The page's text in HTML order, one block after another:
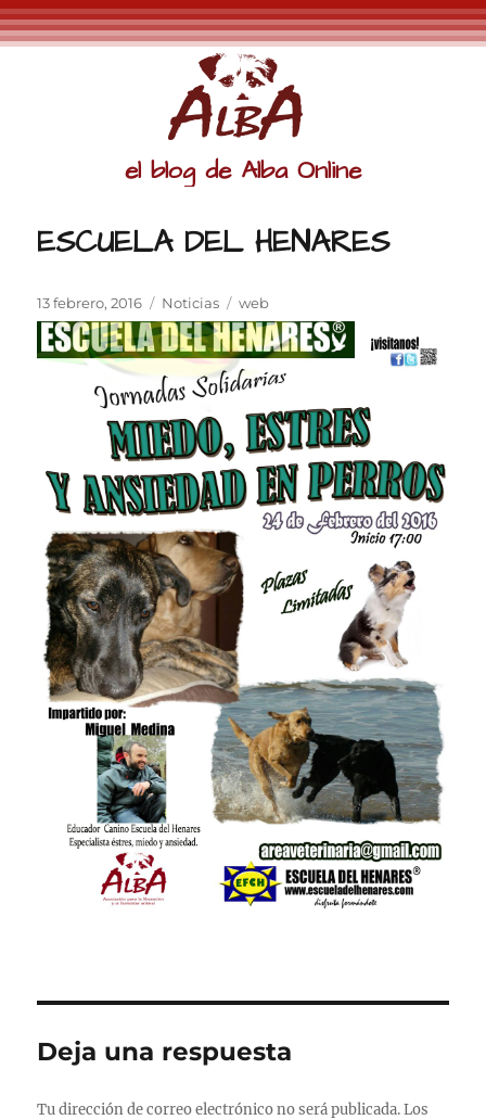
el blog de Alba Online
ESCUELA DEL HENARES
Publicado
el
13 febrero, 2016 Categorías
Noticias Etiquetas
web
Deja una respuesta
Tu dirección de correo electrónico no será publicada. Los